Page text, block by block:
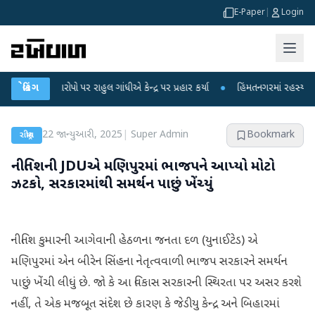
E-Paper Login
બ્રેકિંગ
આરોપો પર રાહુલ ગાંધીએ કેન્દ્ર પર પ્રહાર કર્યા ● હિંમતનગરમાં રહસ્યમય વાયરસ
રાષ્ટ્રીય 22 જાન્યુઆરી, 2025 Super Admin Bookmark
નીતિશની JDUએ મણિપુરમાં ભાજપને આપ્યો મોટો
ઝટકો, સરકારમાંથી સમર્થન પાછું ખેંચ્યું
નીતિશ કુમારની આગેવાની હેઠળના જનતા દળ (યુનાઈટેડ) એ
મણિપુરમાં એન બીરેન સિંહના નેતૃત્વવાળી ભાજપ સરકારને સમર્થન
પાછું ખેંચી લીધું છે. જો કે આ વિકાસ સરકારની સ્થિરતા પર અસર કરશે
નહીં, તે એક મજબૂત સંદેશ છે કારણ કે જેડીયુ કેન્દ્ર અને બિહારમાં